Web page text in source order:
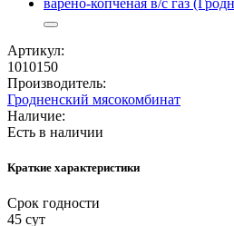
Артикул:
1010150
Производитель:
Гродненский мясокомбинат
Наличие:
Есть в наличии
Краткие характеристики
Срок годности
45 сут